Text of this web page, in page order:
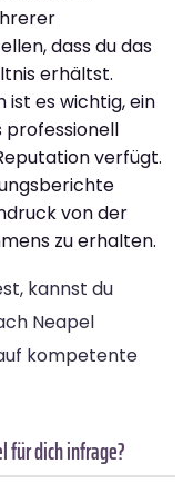
dass du das
erhältst.
ist es wichtig, ein
professionell
verfügt.
von der
zu erhalten.
kannst du
Neapel
kompetente
für dich infrage?